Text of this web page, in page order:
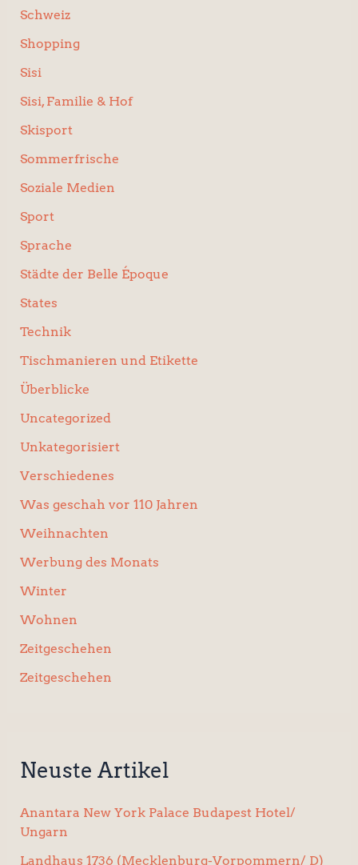
Schweiz
Shopping
Sisi
Sisi, Familie & Hof
Skisport
Sommerfrische
Soziale Medien
Sport
Sprache
Städte der Belle Époque
States
Technik
Tischmanieren und Etikette
Überblicke
Uncategorized
Unkategorisiert
Verschiedenes
Was geschah vor 110 Jahren
Weihnachten
Werbung des Monats
Winter
Wohnen
Zeitgeschehen
Zeitgeschehen
Neuste Artikel
Anantara New York Palace Budapest Hotel/
Ungarn
Landhaus 1736 (Mecklenburg-Vorpommern/ D)